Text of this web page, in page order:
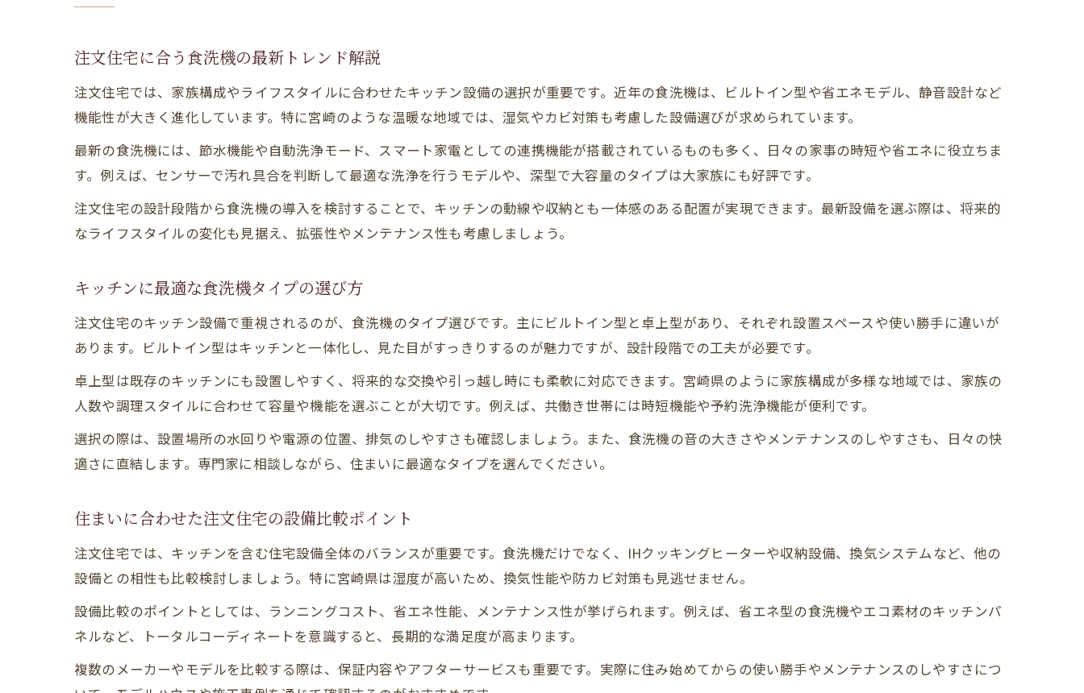
注文住宅なら叶うカスタマイズ自由度
食洗機設備が暮らしを左右する理由を解説
注文住宅の快適さを左右する食洗機性能
家事時短を叶える食洗機導入の効果
宮崎県の住まいで重視すべき設備選び
建売住宅と注文住宅の設備差を比較
注文住宅で家事効率化を実現する秘訣
食洗機の配置で変わるキッチン動線設計
家族構成に合った設備選びのポイント
モデルハウスで見極める設備の使いやすさ
注文住宅で叶える快適な家事時間の工夫
宮崎県の気候を踏まえた住宅設備選びのポイント
住まいの断熱性と食洗機の関係性を解説
モデルハウスで確認したい設備ポイント
地域特有の住宅事情を踏まえた設備選定
食洗機にこだわる注文住宅の満足度向上法
注文住宅で満足度が高まる食洗機の選択
注文住宅に合う食洗機の最新トレンド解説
注文住宅では、家族構成やライフスタイルに合わせたキッチン設備の選択が重要です。近年の食洗機は、ビルトイン型や省エネモデル、静音設計など
機能性が大きく進化しています。特に宮崎のような温暖な地域では、湿気やカビ対策も考慮した設備選びが求められています。
最新の食洗機には、節水機能や自動洗浄モード、スマート家電としての連携機能が搭載されているものも多く、日々の家事の時短や省エネに役立ちま
す。例えば、センサーで汚れ具合を判断して最適な洗浄を行うモデルや、深型で大容量のタイプは大家族にも好評です。
注文住宅の設計段階から食洗機の導入を検討することで、キッチンの動線や収納とも一体感のある配置が実現できます。最新設備を選ぶ際は、将来的
なライフスタイルの変化も見据え、拡張性やメンテナンス性も考慮しましょう。
キッチンに最適な食洗機タイプの選び方
注文住宅のキッチン設備で重視されるのが、食洗機のタイプ選びです。主にビルトイン型と卓上型があり、それぞれ設置スペースや使い勝手に違いが
あります。ビルトイン型はキッチンと一体化し、見た目がすっきりするのが魅力ですが、設計段階での工夫が必要です。
卓上型は既存のキッチンにも設置しやすく、将来的な交換や引っ越し時にも柔軟に対応できます。宮崎県のように家族構成が多様な地域では、家族の
人数や調理スタイルに合わせて容量や機能を選ぶことが大切です。例えば、共働き世帯には時短機能や予約洗浄機能が便利です。
選択の際は、設置場所の水回りや電源の位置、排気のしやすさも確認しましょう。また、食洗機の音の大きさやメンテナンスのしやすさも、日々の快
適さに直結します。専門家に相談しながら、住まいに最適なタイプを選んでください。
住まいに合わせた注文住宅の設備比較ポイント
注文住宅では、キッチンを含む住宅設備全体のバランスが重要です。食洗機だけでなく、IHクッキングヒーターや収納設備、換気システムなど、他の
設備との相性も比較検討しましょう。特に宮崎県は湿度が高いため、換気性能や防カビ対策も見逃せません。
設備比較のポイントとしては、ランニングコスト、省エネ性能、メンテナンス性が挙げられます。例えば、省エネ型の食洗機やエコ素材のキッチンパ
ネルなど、トータルコーディネートを意識すると、長期的な満足度が高まります。
複数のメーカーやモデルを比較する際は、保証内容やアフターサービスも重要です。実際に住み始めてからの使い勝手やメンテナンスのしやすさにつ